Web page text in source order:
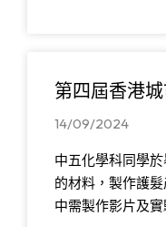
第四屆香港
14/09/2024
中五化學科同學
的材料，製作護
中需製作影片及